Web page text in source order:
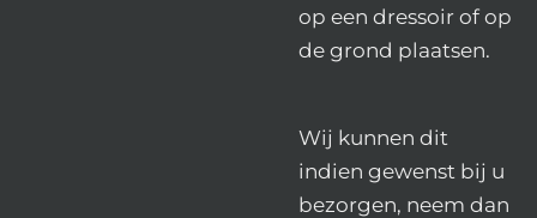
op een dressoir of op
de grond plaatsen.
Wij kunnen dit
indien gewenst bij u
bezorgen, neem dan